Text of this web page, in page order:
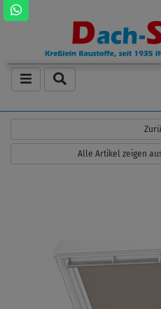
Alle Artikel zeigen